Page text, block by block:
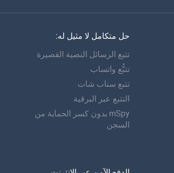
حل متكامل لا مثيل له:
تتبع الرسائل النصية القصيرة
تتبُّع واتساب
تتبع سناب شات
التتبع عبر البرقية
mSpy بدون كسر الحماية من
السجن